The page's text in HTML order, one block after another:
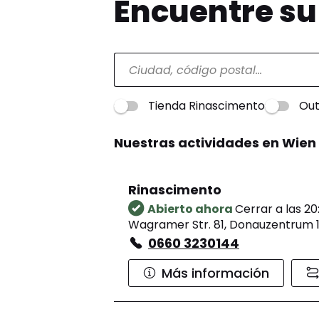
Encuentre
Tienda Rinascimento
Nuestras actividades en Wien
Rinascimento
Abierto ahoraCerrar a las
Wagramer Str. 81, Donauzentrum
0660 3230144
Más información